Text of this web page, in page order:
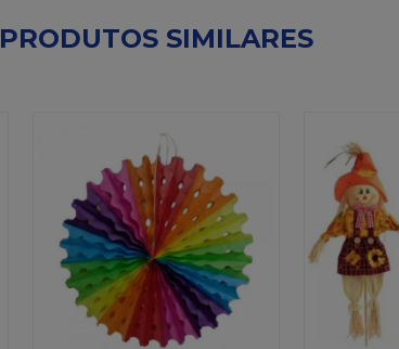
PRODUTOS SIMILARES